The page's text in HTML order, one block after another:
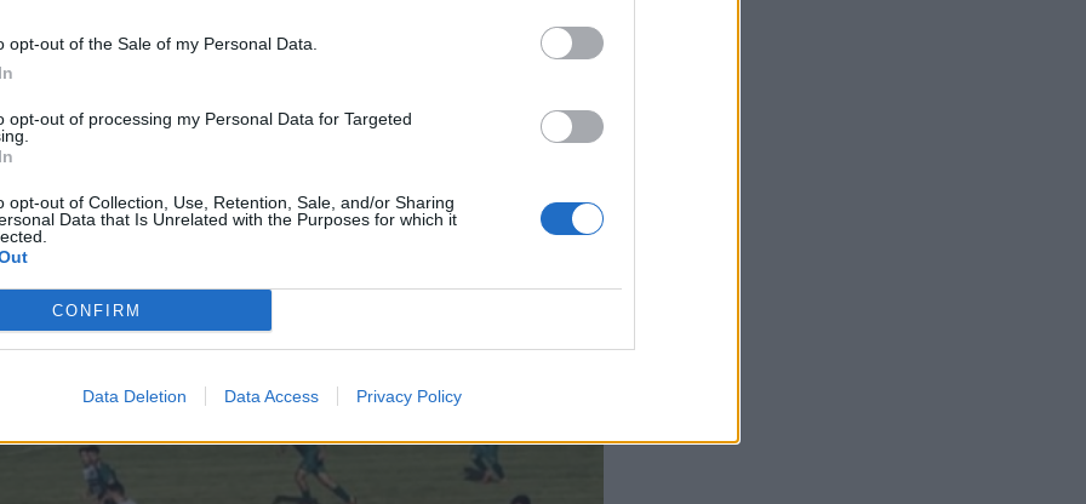
opt-out of the Sale of my Personal Data.
opt-out of processing my Personal Data for Targeted
opt-out of Collection, Use, Retention, Sale, and/or Sharing
Data that Is Unrelated with the Purposes for which it
CONFIRM
Data Deletion Data Access Privacy Policy
Πέππας, Χαραλαμπόπουλος,
Γιαννακόπουλος, Νταβιντ,
Τσουβαλτζίδης (60′ Γκελκέϊρα),
Ζαχαρόπουλος (58′ Μπάμπης), Τζόκιτς,
), Κουϊρουκίδης (46′ Ράκιτς),
63′ Καζβιρόπουλος).